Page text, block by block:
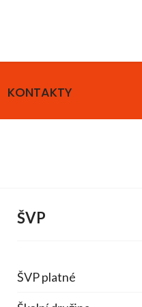
KONTAKTY
ŠVP
ŠVP platné